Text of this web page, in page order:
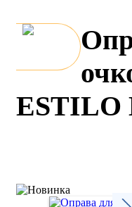
ESTILO